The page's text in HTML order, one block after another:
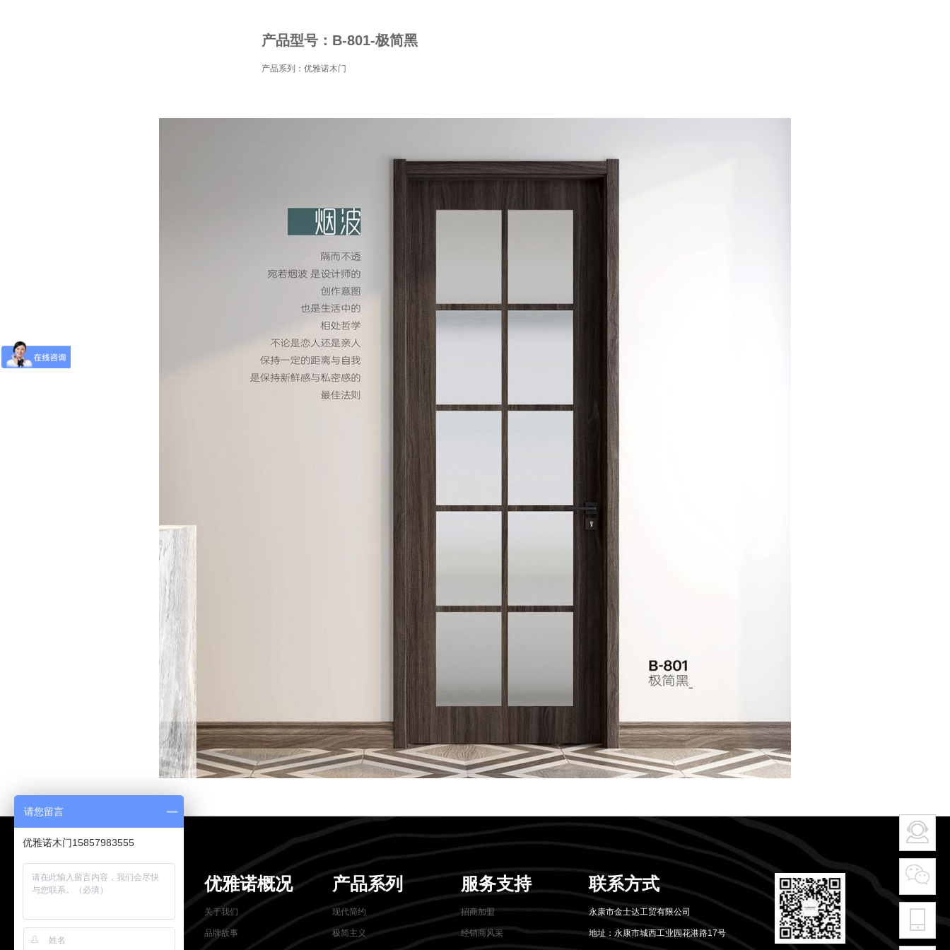
产品型号：B-801-极简黑
产品系列：优雅诺木门
优雅诺概况
关于我们
品牌故事
产品系列
现代简约
极简主义
服务支持
招商加盟
经销商风采
联系方式
永康市金士达工贸有限公司
地址：永康市城西工业园花港路17号
请您留言
优雅诺木门15857983555